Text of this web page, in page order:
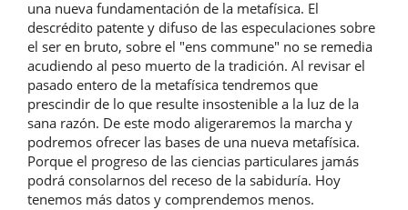
una nueva fundamentación de la metafísica. El
descrédito patente y difuso de las especulaciones sobre
el ser en bruto, sobre el "ens commune" no se remedia
acudiendo al peso muerto de la tradición. Al revisar el
pasado entero de la metafísica tendremos que
prescindir de lo que resulte insostenible a la luz de la
sana razón. De este modo aligeraremos la marcha y
podremos ofrecer las bases de una nueva metafísica.
Porque el progreso de las ciencias particulares jamás
podrá consolarnos del receso de la sabiduría. Hoy
tenemos más datos y comprendemos menos.